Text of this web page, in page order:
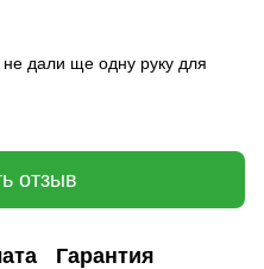
дали ще одну руку для
отзыв
Гарантия
🌹